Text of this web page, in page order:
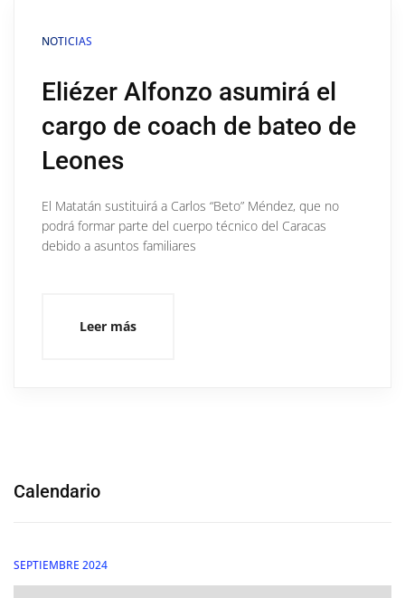
NOTICIAS
Eliézer Alfonzo asumirá el
cargo de coach de bateo de
Leones
El Matatán sustituirá a Carlos “Beto” Méndez, que no
podrá formar parte del cuerpo técnico del Caracas
debido a asuntos familiares
Leer más
Calendario
SEPTIEMBRE 2024